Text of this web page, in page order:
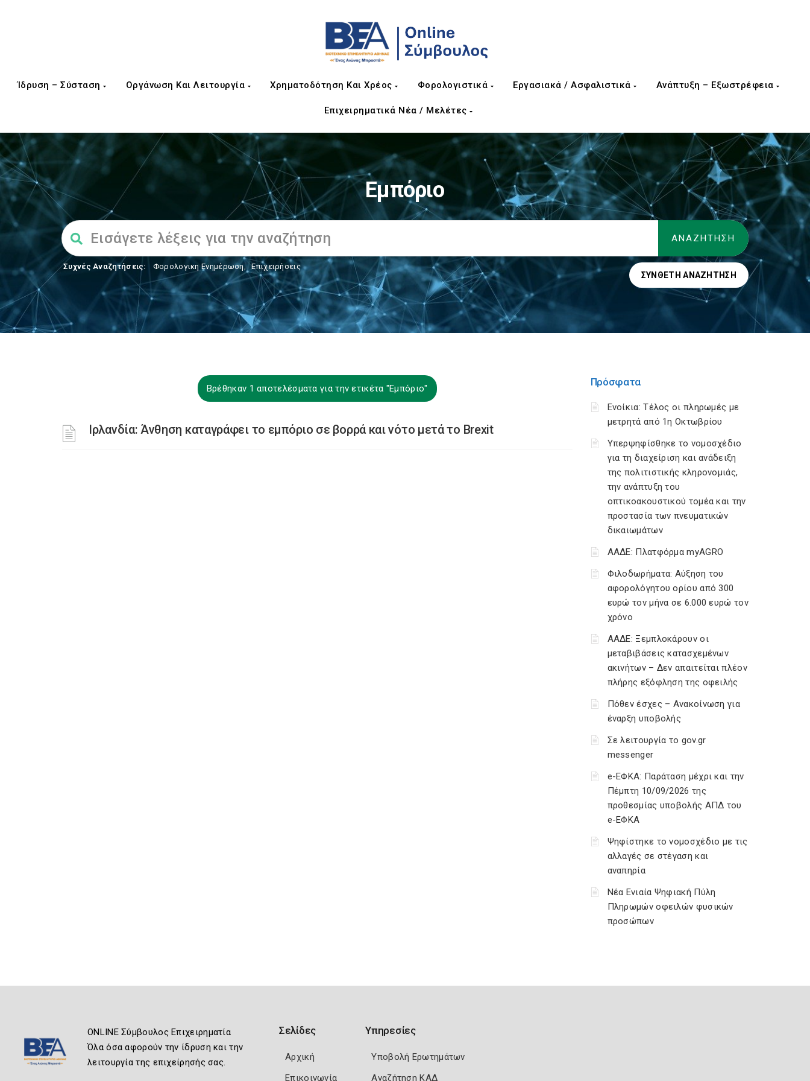
Ίδρυση – Σύσταση Οργάνωση Και Λειτουργία Χρηματοδότηση Και Χρέος Φορολογιστικά Εργασιακά / Ασφαλιστικά Ανάπτυξη – Εξωστρέφεια
Επιχειρηματικά Νέα / Μελέτες
Εμπόριο
Συχνές Αναζητήσεις: Φορολογικη Ενημέρωση, Επιχειρήσεις
ΣΎΝΘΕΤΗ ΑΝΑΖΉΤΗΣΗ
Βρέθηκαν 1 αποτελέσματα για την ετικέτα "Εμπόριο"
Ιρλανδία: Άνθηση καταγράφει το εμπόριο σε βορρά και νότο μετά το Brexit
Πρόσφατα
Ενοίκια: Τέλος οι πληρωμές με
μετρητά από 1η Οκτωβρίου
Υπερψηφίσθηκε το νομοσχέδιο
για τη διαχείριση και ανάδειξη
της πολιτιστικής κληρονομιάς,
την ανάπτυξη του
οπτικοακουστικού τομέα και την
προστασία των πνευματικών
δικαιωμάτων
ΑΑΔΕ: Πλατφόρμα myAGRO
Φιλοδωρήματα: Αύξηση του
αφορολόγητου ορίου από 300
ευρώ τον μήνα σε 6.000 ευρώ τον
χρόνο
ΑΑΔΕ: Ξεμπλοκάρουν οι
μεταβιβάσεις κατασχεμένων
ακινήτων – Δεν απαιτείται πλέον
πλήρης εξόφληση της οφειλής
Πόθεν έσχες – Ανακοίνωση για
έναρξη υποβολής
Σε λειτουργία το gov.gr
messenger
e-ΕΦΚΑ: Παράταση μέχρι και την
Πέμπτη 10/09/2026 της
προθεσμίας υποβολής ΑΠΔ του
e-ΕΦΚΑ
Ψηφίστηκε το νομοσχέδιο με τις
αλλαγές σε στέγαση και
αναπηρία
Νέα Ενιαία Ψηφιακή Πύλη
Πληρωμών οφειλών φυσικών
προσώπων
ONLINE Σύμβουλος Επιχειρηματία
Όλα όσα αφορούν την ίδρυση και την
λειτουργία της επιχείρησής σας.
Σελίδες
Αρχική
Επικοινωνία
Υπηρεσίες
Υποβολή Ερωτημάτων
Αναζήτηση ΚΑΔ